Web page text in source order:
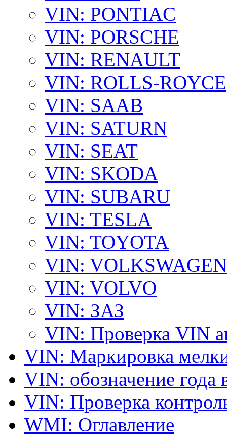
VIN: PONTIAC
VIN: PORSCHE
VIN: RENAULT
VIN: ROLLS-ROYCE
VIN: SAAB
VIN: SATURN
VIN: SEAT
VIN: SKODA
VIN: SUBARU
VIN: TESLA
VIN: TOYOTA
VIN: VOLKSWAGEN
VIN: VOLVO
VIN: ЗАЗ
VIN: Проверка VIN
VIN: Маркировка
VIN: обозначение года
VIN: Проверка
WMI: Оглавление